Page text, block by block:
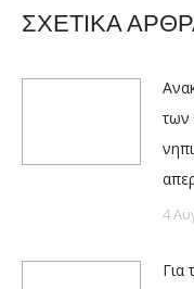
ΣΧΕΤΙΚΑ
των
4
Για